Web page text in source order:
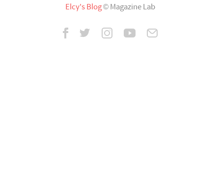
Elcy's Blog© Magazine Lab